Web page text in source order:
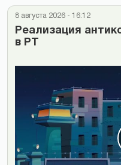
8 августа 2026 - 16:12
Реализация
в РТ